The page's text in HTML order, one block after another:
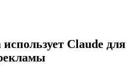
Claude для